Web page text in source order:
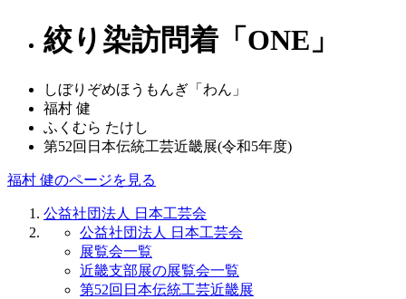
絞り染訪問着「ONE」
しぼりぞめほうもんぎ「わん」
福村 健
ふくむら たけし
第52回日本伝統工芸近畿展(令和5年度)
福村 健のページを見る
公益社団法人 日本工芸会
公益社団法人 日本工芸会
展覧会一覧
近畿支部展の展覧会一覧
第52回日本伝統工芸近畿展